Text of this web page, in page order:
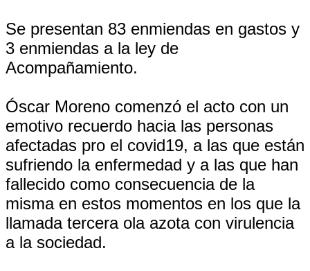
Se presentan 83 enmiendas en gastos y
3 enmiendas a la ley de
Acompañamiento.
Óscar Moreno comenzó el acto con un
emotivo recuerdo hacia las personas
afectadas pro el covid19, a las que están
sufriendo la enfermedad y a las que han
fallecido como consecuencia de la
misma en estos momentos en los que la
llamada tercera ola azota con virulencia
a la sociedad.